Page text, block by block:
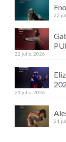
22
22 julio, 2026
21 julio, 2026
21